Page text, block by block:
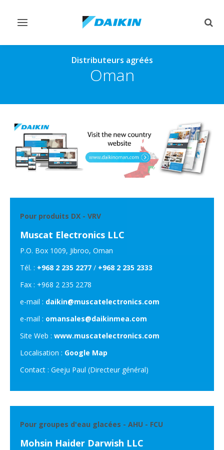
Afficher/masquer
Distributeurs agréés
Oman
Pour produits DX - VRV
Muscat Electronics LLC
P.O. Box 1009, Jibroo, Oman
Tél. : +968 2 235 2277 / +968 2 235 2333
Fax : +968 2 235 2278
e-mail : daikin@muscatelectronics.com
e-mail : omansales@daikinmea.com
Site Web : www.muscatelectronics.com
Localisation : Google Map
Contact : Geeju Paul (Directeur général)
Pour groupes d'eau glacées - AHU - FCU
Mohsin Haider Darwish LLC